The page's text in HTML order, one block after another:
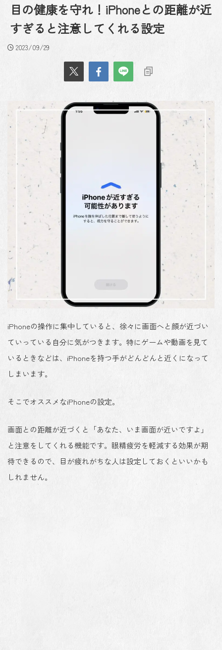
目の健康を守れ！iPhoneとの距離が近
すぎると注意してくれる設定
2023/09/29
iPhoneの操作に集中していると、徐々に画面へと顔が近づい
ていっている自分に気がつきます。特にゲームや動画を見て
いるときなどは、iPhoneを持つ手がどんどんと近くになって
しまいます。
そこでオススメなiPhoneの設定。
画面との距離が近づくと「あなた、いま画面が近いですよ」
と注意をしてくれる機能です。眼精疲労を軽減する効果が期
待できるので、目が疲れがちな人は設定しておくといいかも
しれません。